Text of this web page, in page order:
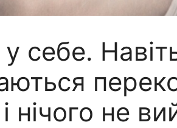
себе.
нічого не